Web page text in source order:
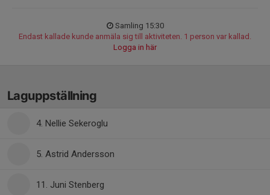
Samling 15:30
Endast kallade kunde anmäla sig till aktiviteten. 1 person var kallad.
Logga in här
Laguppställning
4. Nellie Sekeroglu
5. Astrid Andersson
11. Juni Stenberg